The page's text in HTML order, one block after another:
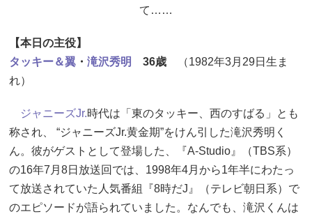
て……
【本日の主役】
タッキー＆翼 ・ 滝沢秀明 36歳 （1982年3月29日生ま
れ）
ジャニーズJr.時代は「東のタッキー、西のすばる」とも
称され、 “ジャニーズJr.黄金期”をけん引した滝沢秀明く
ん。彼がゲストとして登場した、『A-Studio』（TBS系）
の16年7月8日放送回では、1998年4月から1年半にわたっ
て放送されていた人気番組『8時だJ』（テレビ朝日系）で
のエピソードが語られていました。なんでも、滝沢くんは